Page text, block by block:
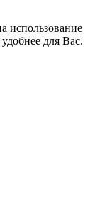
использование
для Вас.